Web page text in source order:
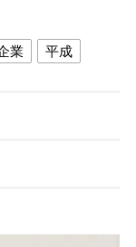
業 平成